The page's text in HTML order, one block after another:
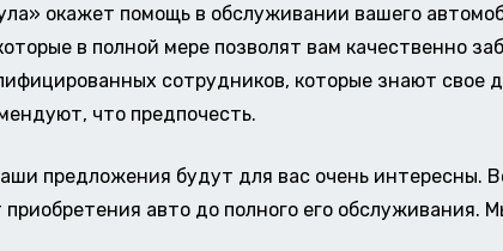
окажет помощь в обслуживании вашего
в полной мере позволят вам качественно
сотрудников, которые знают свое
что предпочесть.
предложения будут для вас очень
приобретения авто до полного его